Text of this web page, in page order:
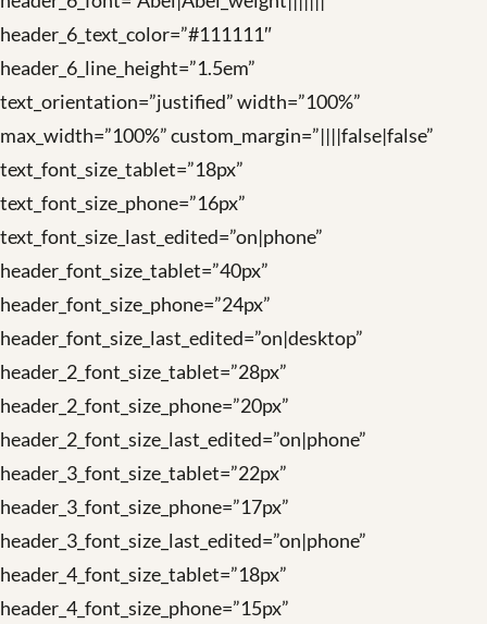
header_6_text_color=”#111111″
header_6_line_height=”1.5em”
text_orientation=”justified” width=”100%”
max_width=”100%” custom_margin=”||||false|false”
text_font_size_tablet=”18px”
text_font_size_phone=”16px”
text_font_size_last_edited=”on|phone”
header_font_size_tablet=”40px”
header_font_size_phone=”24px”
header_font_size_last_edited=”on|desktop”
header_2_font_size_tablet=”28px”
header_2_font_size_phone=”20px”
header_2_font_size_last_edited=”on|phone”
header_3_font_size_tablet=”22px”
header_3_font_size_phone=”17px”
header_3_font_size_last_edited=”on|phone”
header_4_font_size_tablet=”18px”
header_4_font_size_phone=”15px”